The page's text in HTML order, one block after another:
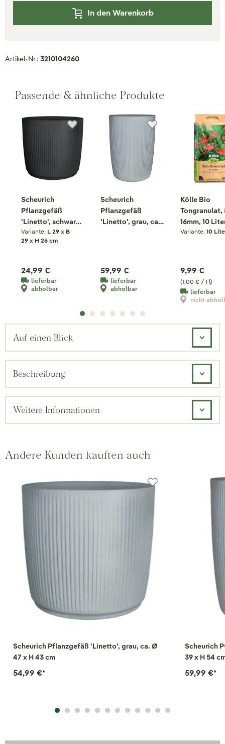
In den Warenkorb
Artikel-Nr.: 3210104260
Passende & ähnliche Produkte
Scheurich
Pflanzgefäß
'Linetto', schwarz,
ca. Ø 29 x H 26 cm
Variante: L 29 x B
29 x H 26 cm
24,99 €
lieferbar
abholbar
Scheurich
Pflanzgefäß
'Linetto', grau, ca.
59,99 €
lieferbar
abholbar
Kölle Bio
Tongranulat,
16mm, 10
Variante: 10
(1,00 € / 1 l)
9,99 €
lieferbar
nicht
Auf einen Blick
Beschreibung
Weitere Informationen
Andere Kunden kauften auch
Scheurich Pflanzgefäß 'Linetto', grau, ca. Ø
47 x H 43 cm
54,99 €*
Scheurich
39 x H 54
59,99 €*